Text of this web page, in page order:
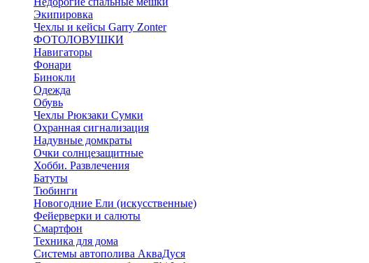
Экипировка
Чехлы и кейсы Garry Zonter
ФОТОЛОВУШКИ
Навигаторы
Фонари
Бинокли
Одежда
Обувь
Чехлы Рюкзаки Сумки
Охранная сигнализация
Надувные домкраты
Очки солнцезащитные
Хобби. Развлечения
Батуты
Тюбинги
Новогодние Ели (искусственные)
Фейерверки и салюты
Смартфон
Техника для дома
Системы автополива АкваДуся